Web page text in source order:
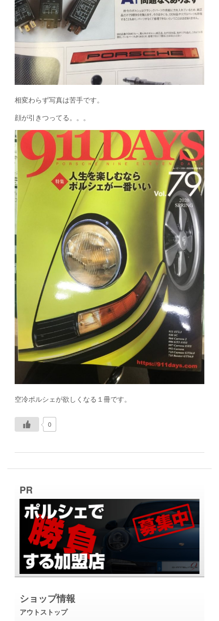
相変わらず写真は苦手です。
顔が引きつってる。。。
空冷ポルシェが欲しくなる１冊です。
0
PR
ショップ情報
アウトストップ